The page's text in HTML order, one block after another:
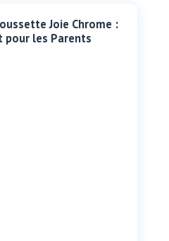
Joie Chrome :
pour les Parents